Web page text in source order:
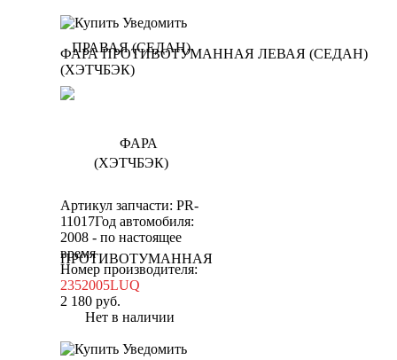
Уведомить
ФАРА ПРОТИВОТУМАННАЯ ЛЕВАЯ (СЕДАН)
(ХЭТЧБЭК)
Артикул запчасти: PR-
11017Год автомобиля:
2008 - по настоящее
время
Номер производителя:
2352005LUQ
2 180 руб.
Нет в наличии
Уведомить